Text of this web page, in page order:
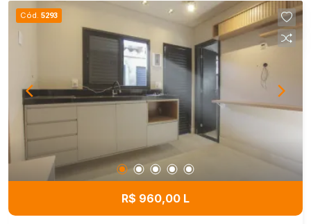
Cód. 5293
R$ 960,00 L